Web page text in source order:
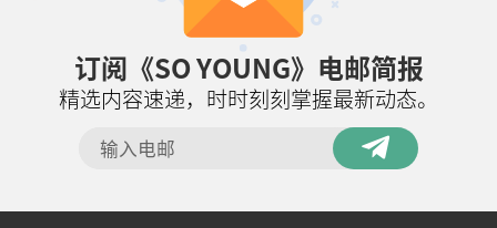
订阅《SO YOUNG》电邮简报
精选内容速递，时时刻刻掌握最新动态。